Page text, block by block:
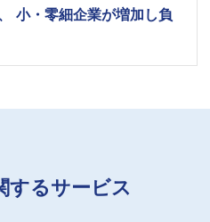
・零細企業が増加し負
するサービス